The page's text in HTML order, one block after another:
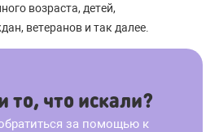
возраста, детей,
ветеранов и так далее.
то, что искали?
за помощью к